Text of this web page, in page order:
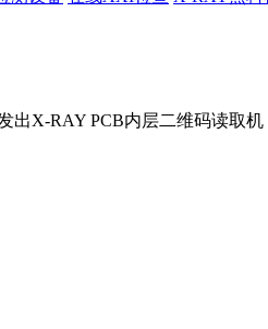
出X-RAY PCB内层二维码读取